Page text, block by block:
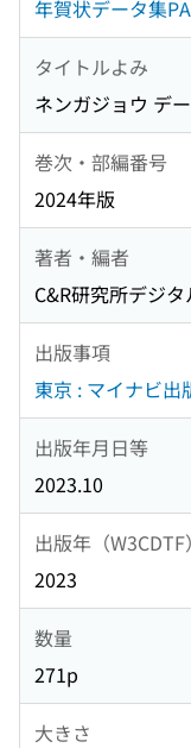
年賀状データ集
タイトルよみ
ネンガジョウ デ
巻次・部編番号
2024年版
著者・編者
C&R研究所デジ
出版事項
東京 : マイナビ出
出版年月日等
2023.10
出版年（W3CDTF）
2023
数量
271p
大きさ